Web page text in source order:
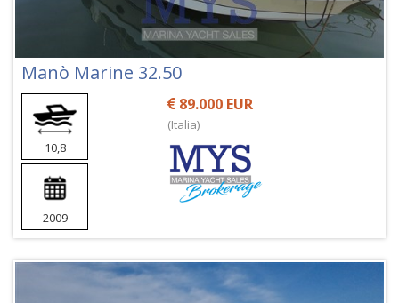
Manò Marine 32.50
10,8
2009
89.000 EUR
(Italia)